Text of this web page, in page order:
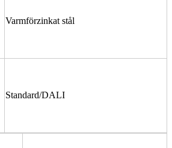
Varmförzinkat stål
Standard/DALI